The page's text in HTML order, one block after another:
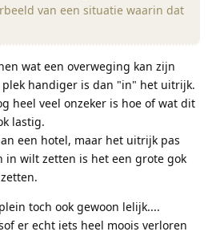
van een situatie waarin dat
wat een overweging kan zijn
handiger is dan "in" het uitrijk.
heel veel onzeker is hoe of wat dit
lastig.
een hotel, maar het uitrijk pas
in wilt zetten is het een grote gok
toch ook gewoon lelijk....
er echt iets heel moois verloren